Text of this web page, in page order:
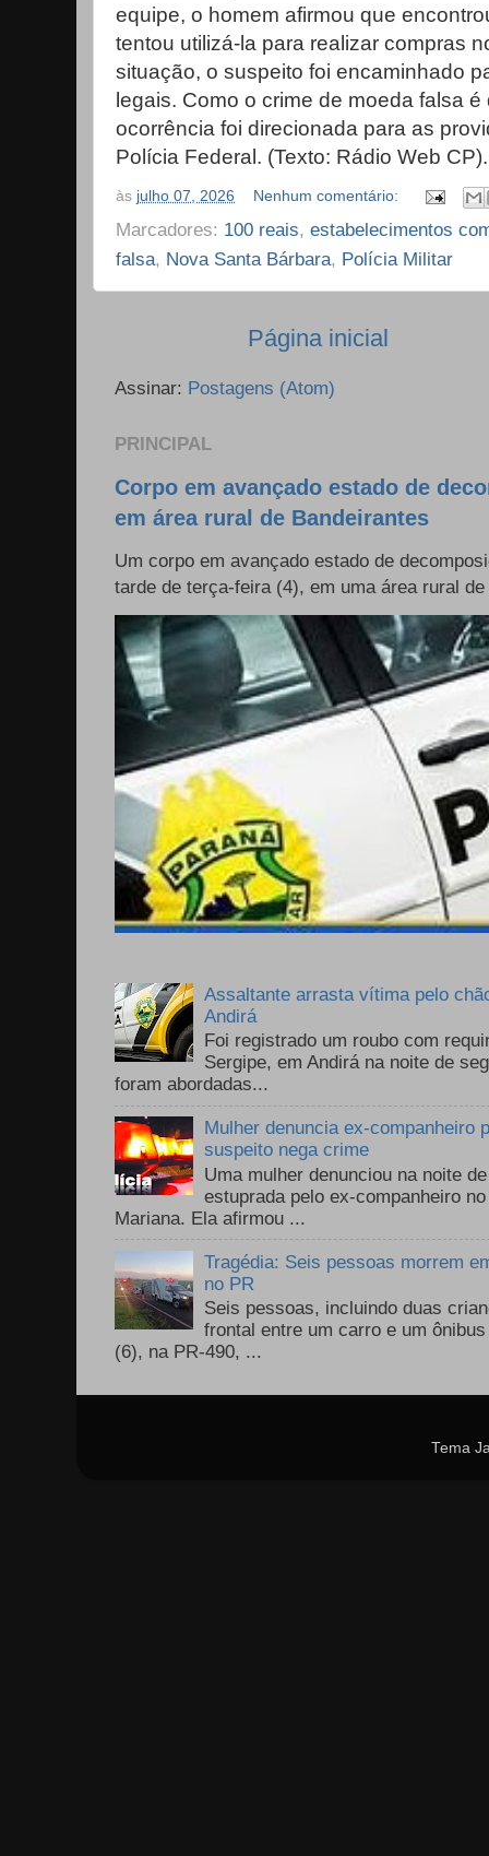
equipe, o homem afirmou que
tentou utilizá-la para realizar compras
situação, o suspeito foi encaminhado
legais. Como o crime de moeda falsa
ocorrência foi direcionada para as
Polícia Federal. (Texto: Rádio Web CP).
às julho 07, 2026 Nenhum comentário:
Marcadores: 100 reais, estabelecimentos
falsa, Nova Santa Bárbara, Polícia Militar
Página inicial
Assinar: Postagens (Atom)
PRINCIPAL
Corpo em avançado estado de
em área rural de Bandeirantes
Um corpo em avançado estado de
tarde de terça-feira (4), em uma área rural
Assaltante arrasta vítima pelo
Andirá
Foi registrado um roubo com
Sergipe, em Andirá na noite de
foram abordadas...
Mulher denuncia ex-companheiro
suspeito nega crime
Uma mulher denunciou na noite
estuprada pelo ex-companheiro
Mariana. Ela afirmou ...
Tragédia: Seis pessoas morrem
no PR
Seis pessoas, incluindo duas
frontal entre um carro e um
(6), na PR-490, ...
Tema